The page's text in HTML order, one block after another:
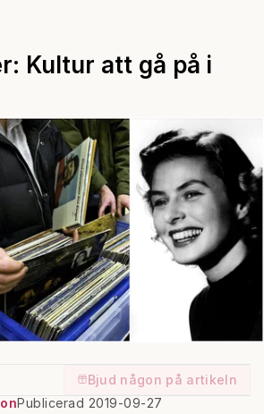
Kultur att gå på i
Bjud någon på artikeln
Publicerad 2019-09-27